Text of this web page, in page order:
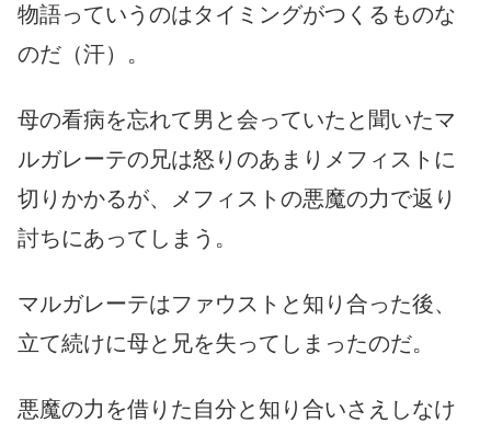
物語っていうのはタイミングがつくるものな
のだ（汗）。
母の看病を忘れて男と会っていたと聞いたマ
ルガレーテの兄は怒りのあまりメフィストに
切りかかるが、メフィストの悪魔の力で返り
討ちにあってしまう。
マルガレーテはファウストと知り合った後、
立て続けに母と兄を失ってしまったのだ。
悪魔の力を借りた自分と知り合いさえしなけ